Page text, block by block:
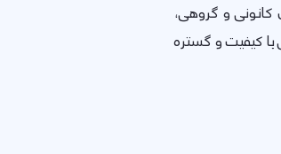
و گروهی،
کیفیت و گستره